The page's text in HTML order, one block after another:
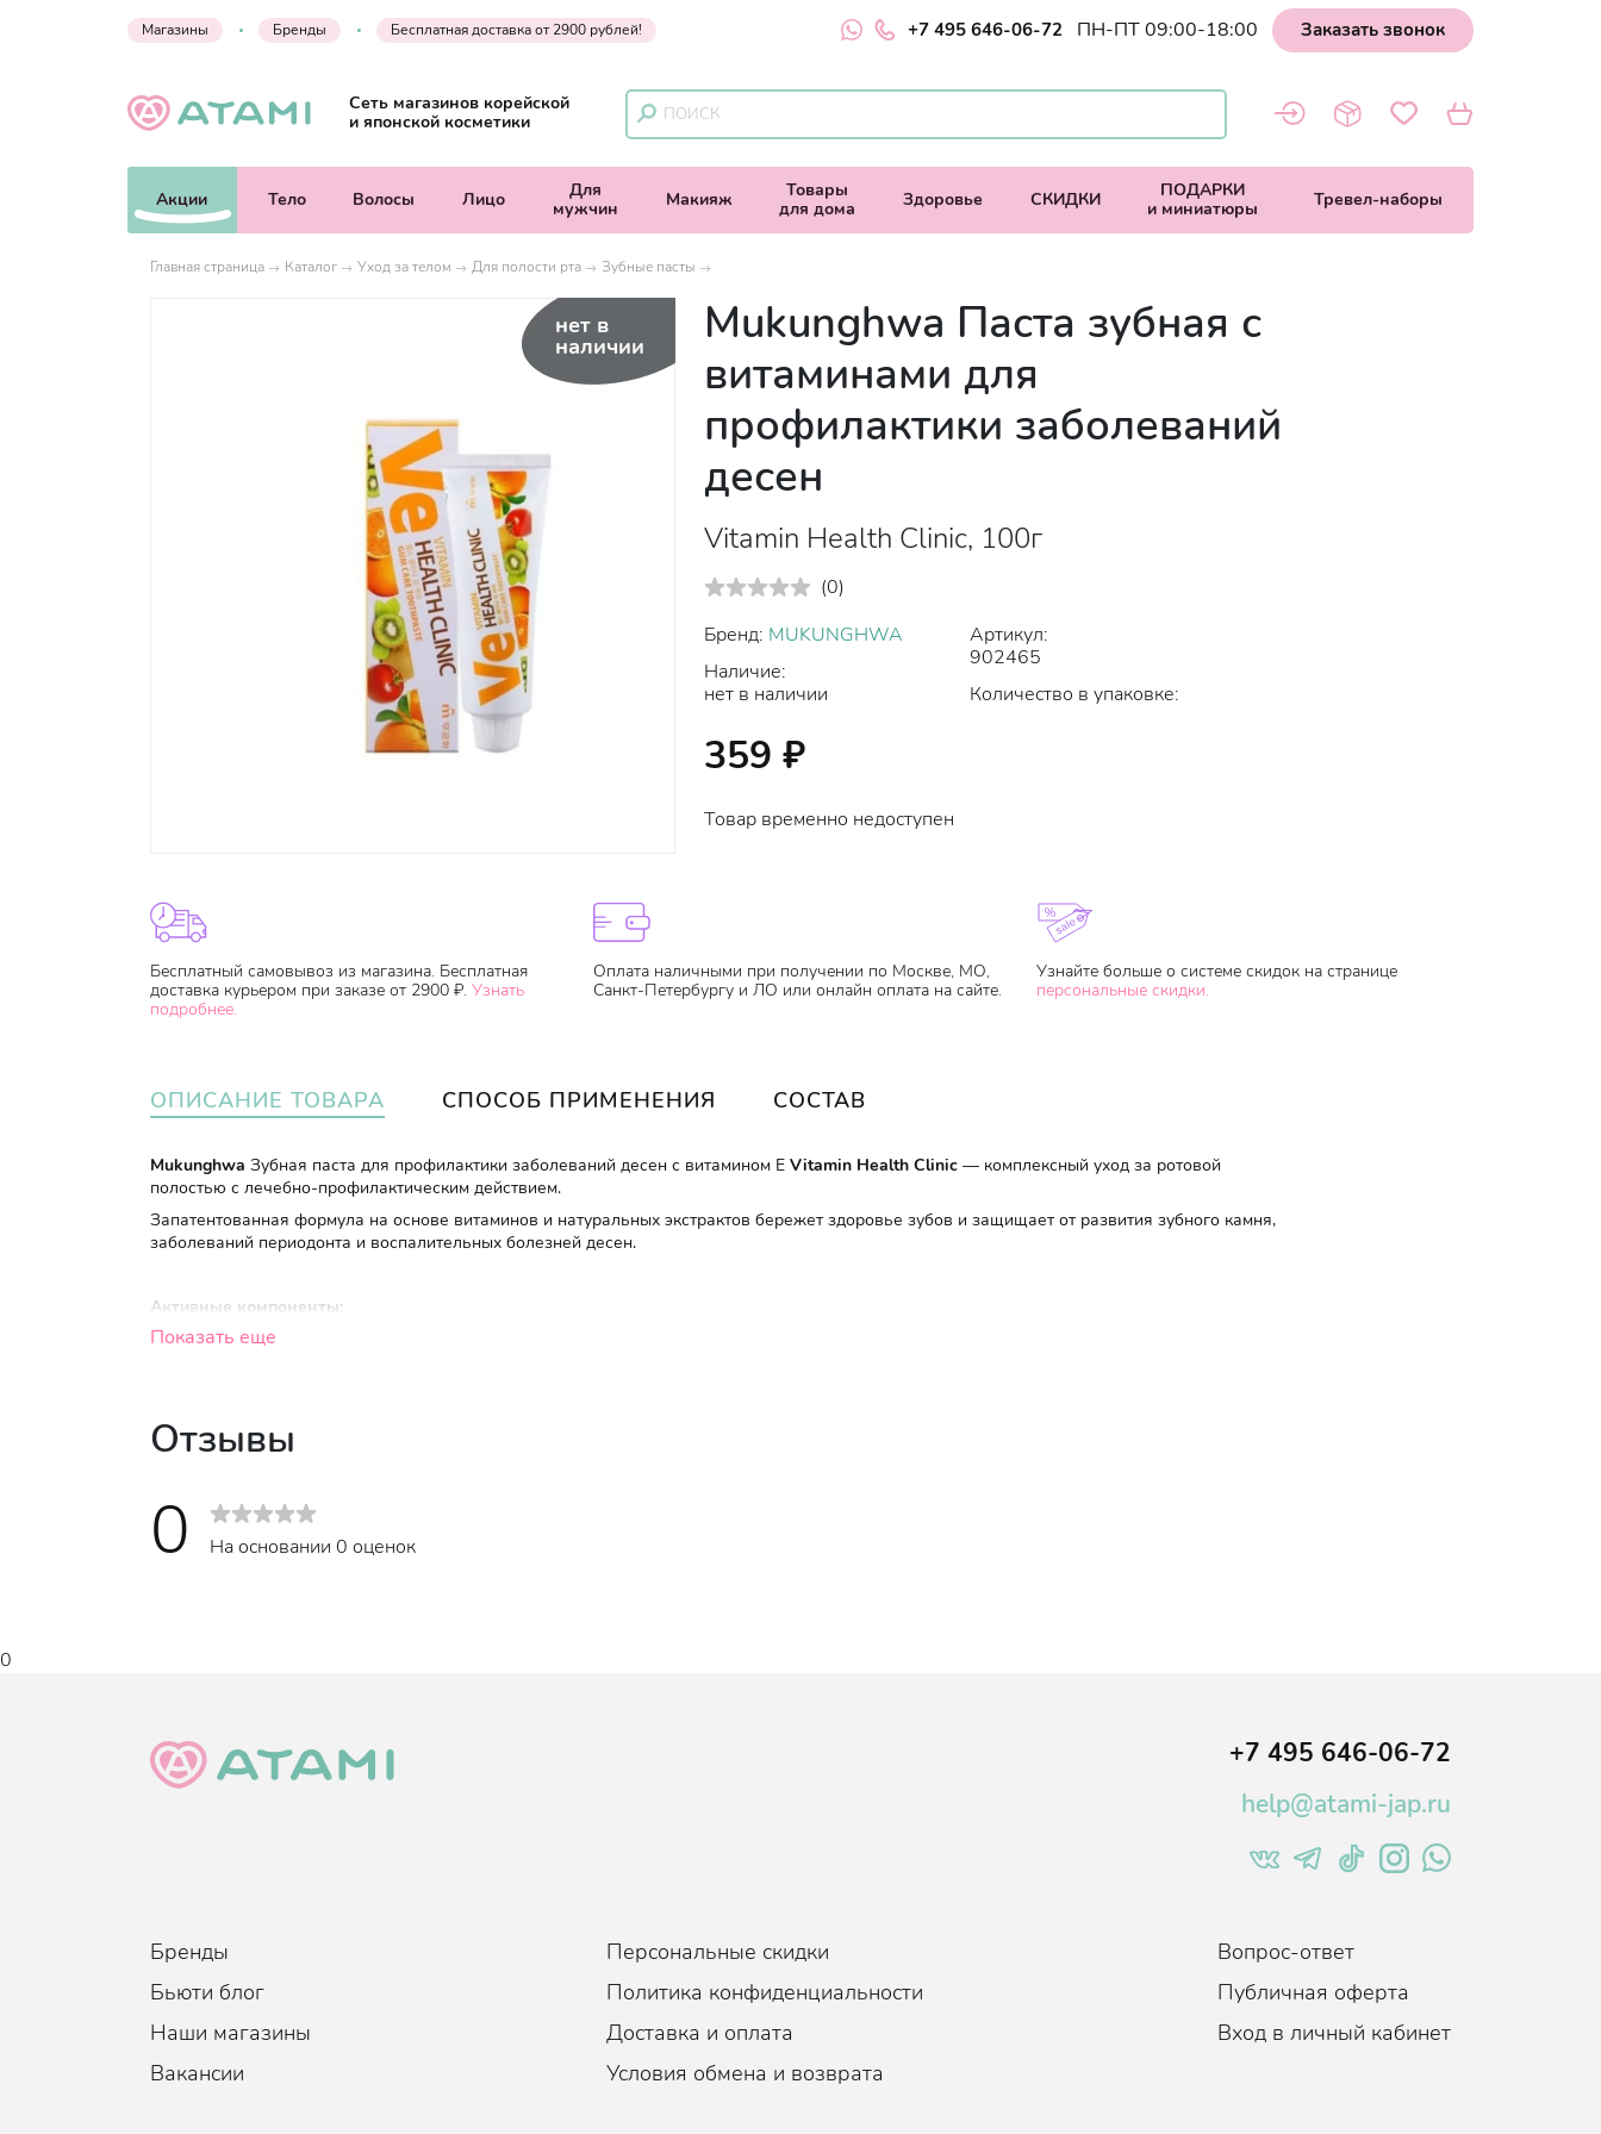
Магазины Бренды Бесплатная доставка от 2900 рублей! +7 495 646-06-72 ПН-ПТ 09:00-18:00 Заказать звонок
Сеть магазинов корейской
и японской косметики
Акции Тело Волосы Лицо
Для
мужчин
Макияж
Товары
для дома
Здоровье СКИДКИ
ПОДАРКИ
и миниатюры
Тревел-наборы
Главная страница Каталог Уход за телом Для полости рта Зубные пасты
нет в
наличии
Mukunghwa Паста зубная с
витаминами для
профилактики заболеваний
десен
Vitamin Health Clinic, 100г
(0)
Бренд: MUKUNGHWA
Наличие:
нет в наличии
Артикул:
902465
Количество в упаковке:
359 ₽
Товар временно недоступен
Бесплатный самовывоз из магазина. Бесплатная
доставка курьером при заказе от 2900 ₽. Узнать
подробнее.
Оплата наличными при получении по Москве, МО,
Санкт-Петербургу и ЛО или онлайн оплата на сайте.
Узнайте больше о системе скидок на странице
персональные скидки.
ОПИСАНИЕ ТОВАРА СПОСОБ ПРИМЕНЕНИЯ СОСТАВ
Mukunghwa Зубная паста для профилактики заболеваний десен с витамином Е Vitamin Health Clinic — комплексный уход за ротовой
полостью с лечебно-профилактическим действием.
Запатентованная формула на основе витаминов и натуральных экстрактов бережет здоровье зубов и защищает от развития зубного камня,
заболеваний периодонта и воспалительных болезней десен.
Активные компоненты:
Витамин Еобладает противовоспалительными свойствами, что может помочь смягчить воспаление десен и облегчить
антивоспалительным и антисептическим свойствам. Экстракт календулы может помочь укрепить сосуды десен и
здоровье зубов.
Показать еще
Отзывы
0 На основании 0 оценок
0
+7 495 646-06-72
help@atami-jap.ru
Бренды
Бьюти блог
Наши магазины
Вакансии
Персональные скидки
Политика конфиденциальности
Доставка и оплата
Условия обмена и возврата
Вопрос-ответ
Публичная оферта
Вход в личный кабинет